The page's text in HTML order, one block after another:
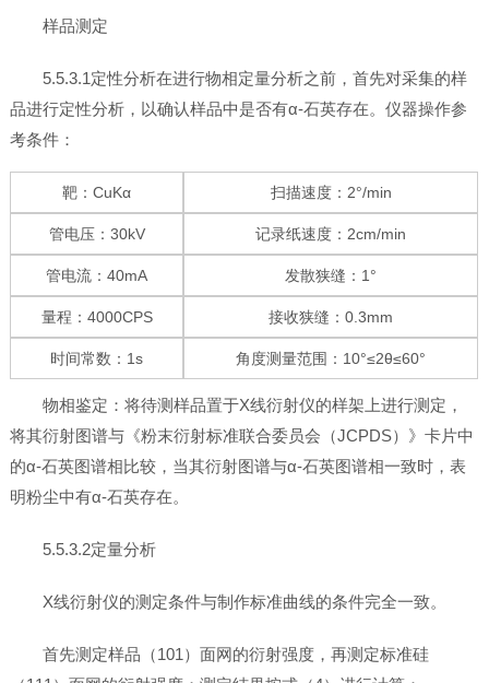
样品测定
5.5.3.1定性分析在进行物相定量分析之前，首先对采集的样
品进行定性分析，以确认样品中是否有α-石英存在。仪器操作参
考条件：
靶：CuKα 扫描速度：2°/min
管电压：30kV 记录纸速度：2cm/min
管电流：40mA 发散狭缝：1°
量程：4000CPS 接收狭缝：0.3mm
时间常数：1s 角度测量范围：10°≤2θ≤60°
物相鉴定：将待测样品置于X线衍射仪的样架上进行测定，
将其衍射图谱与《粉末衍射标准联合委员会（JCPDS）》卡片中
的α-石英图谱相比较，当其衍射图谱与α-石英图谱相一致时，表
明粉尘中有α-石英存在。
5.5.3.2定量分析
X线衍射仪的测定条件与制作标准曲线的条件完全一致。
首先测定样品（101）面网的衍射强度，再测定标准硅